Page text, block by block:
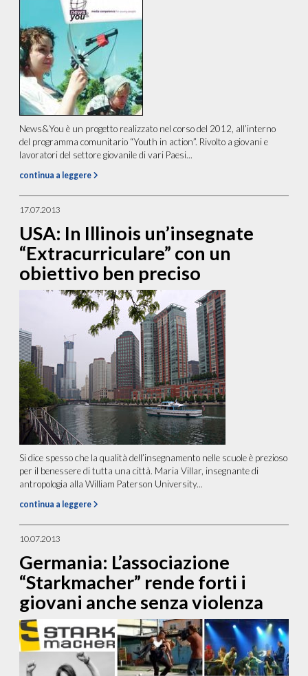
News&You è un progetto realizzato nel corso del 2012, all’interno
del programma comunitario “Youth in action”. Rivolto a giovani e
lavoratori del settore giovanile di vari Paesi...
continua a leggere
17.07.2013
USA: In Illinois un’insegnate
“Extracurriculare” con un
obiettivo ben preciso
Si dice spesso che la qualità dell’insegnamento nelle scuole è prezioso
per il benessere di tutta una città. Maria Villar, insegnante di
antropologia alla William Paterson University...
continua a leggere
10.07.2013
Germania: L’associazione
“Starkmacher” rende forti i
giovani anche senza violenza